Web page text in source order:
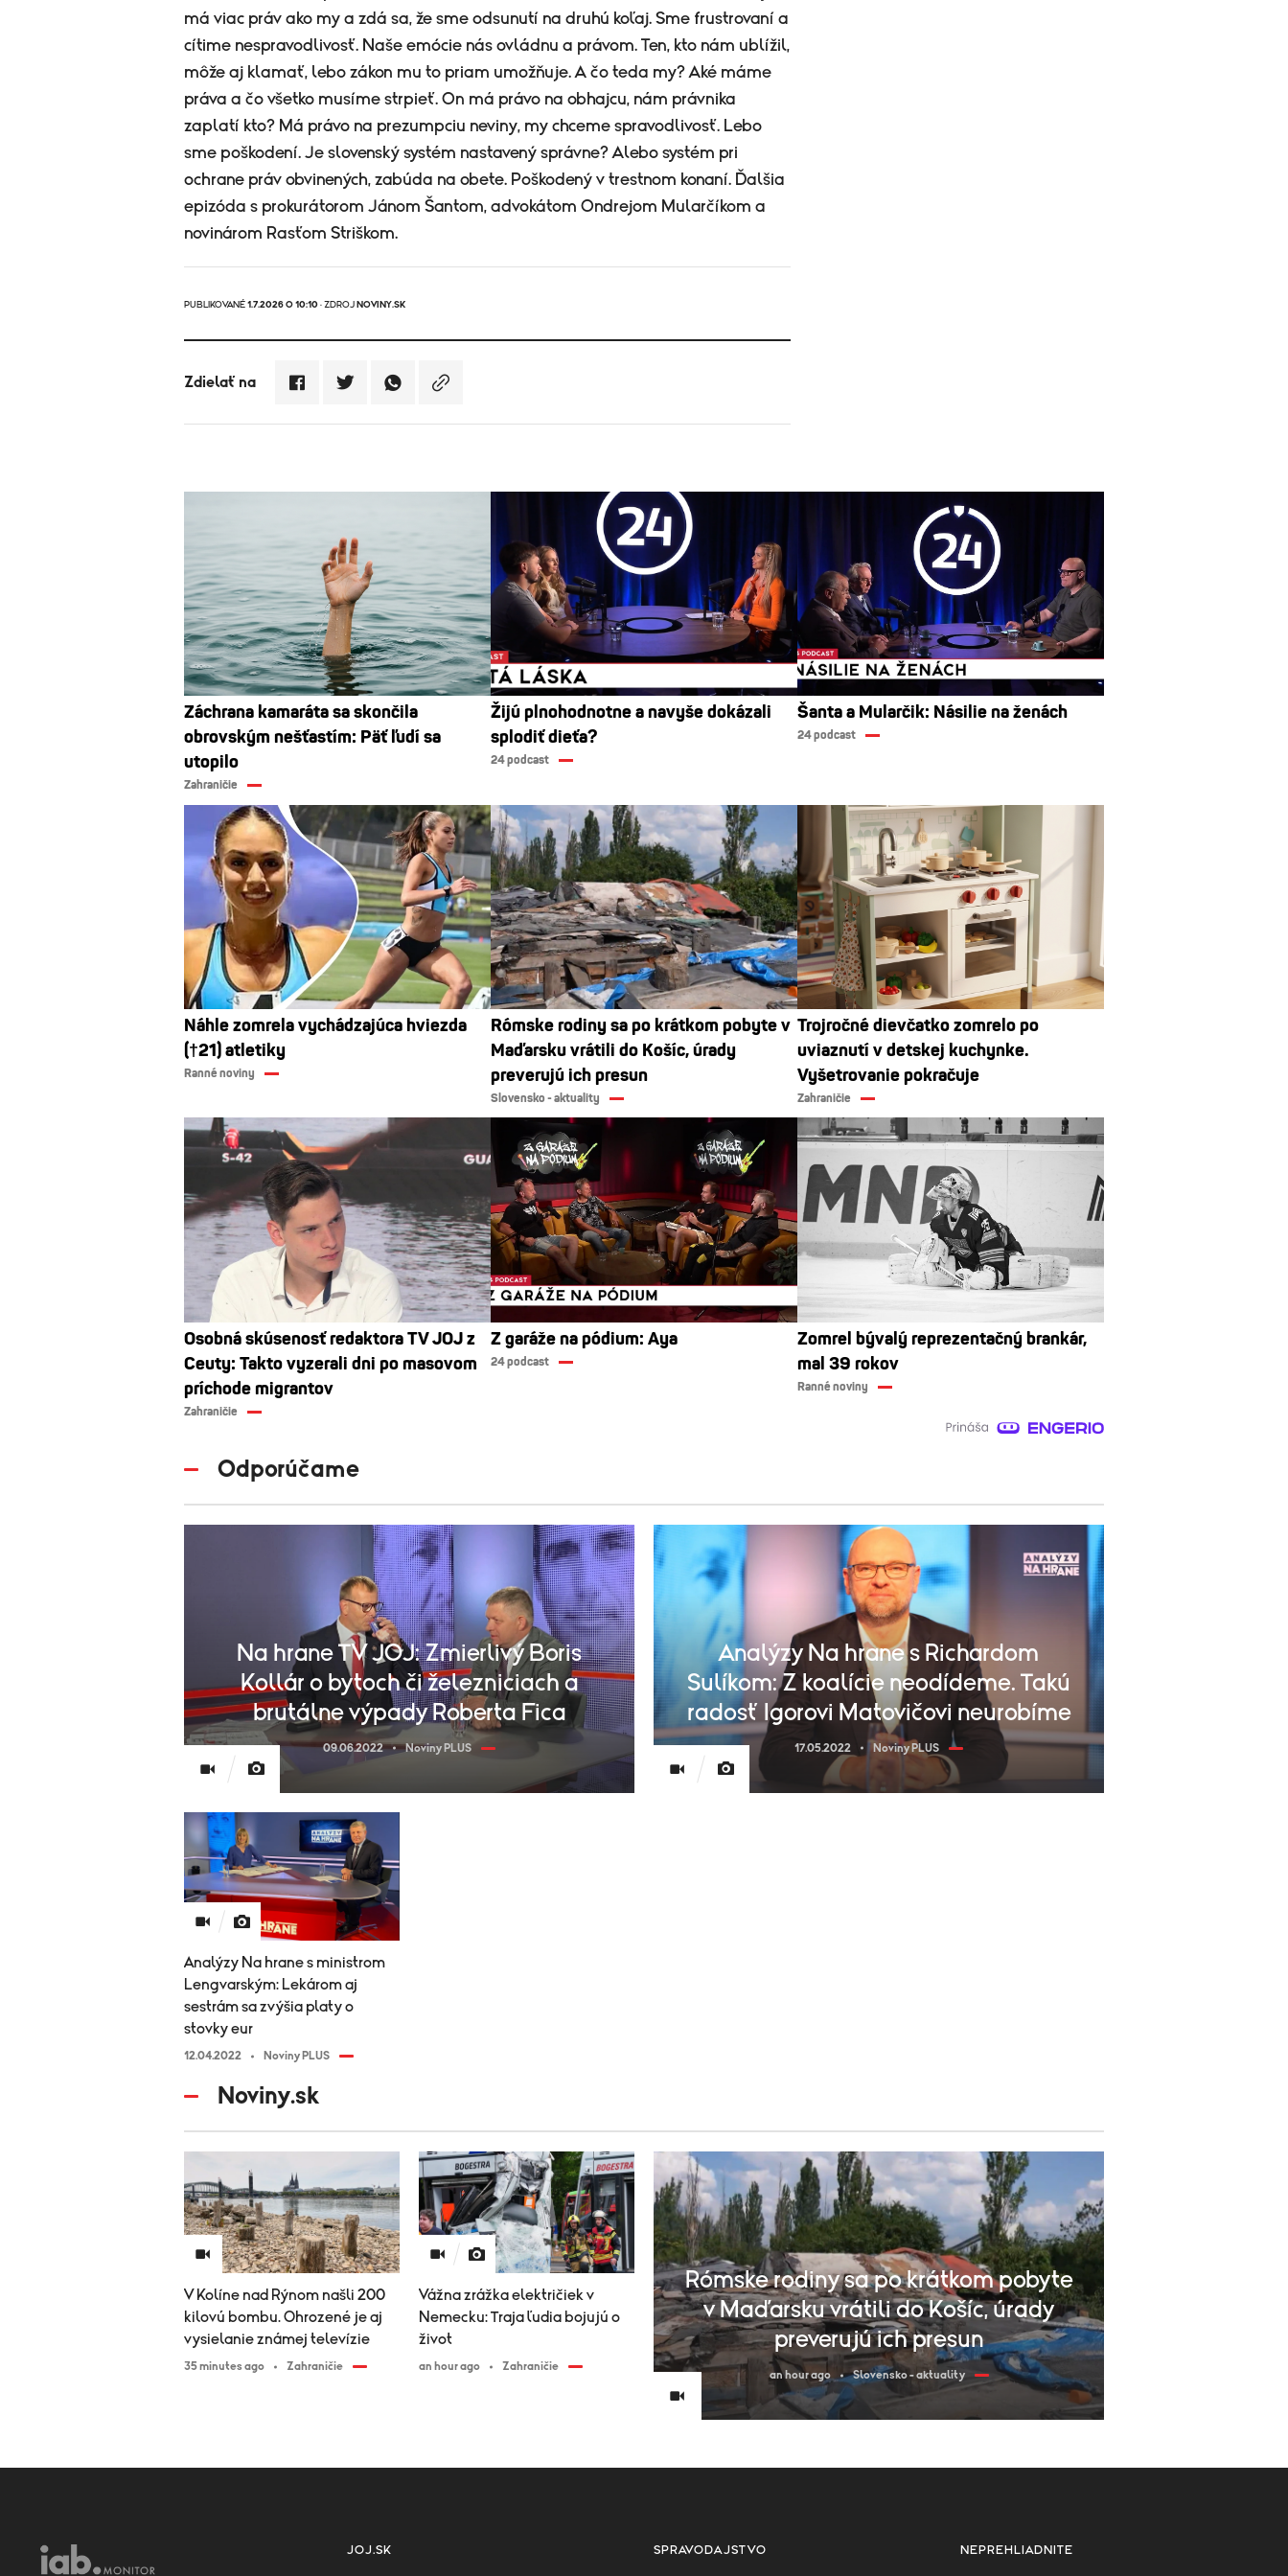
má viac práv ako my a zdá sa, že sme odsunutí na druhú koľaj. Sme frustrovaní a
cítime nespravodlivosť. Naše emócie nás ovládnu a právom. Ten, kto nám ublížil,
môže aj klamať, lebo zákon mu to priam umožňuje. A čo teda my? Aké máme
práva a čo všetko musíme strpieť. On má právo na obhajcu, nám právnika
zaplatí kto? Má právo na prezumpciu neviny, my chceme spravodlivosť. Lebo
sme poškodení. Je slovenský systém nastavený správne? Alebo systém pri
ochrane práv obvinených, zabúda na obete. Poškodený v trestnom konaní. Ďalšia
epizóda s prokurátorom Jánom Šantom, advokátom Ondrejom Mularčíkom a
novinárom Rasťom Striškom.
PUBLIKOVANÉ 1.7.2026 O 10:10 · ZDROJ NOVINY.SK
Zdielať na
Záchrana kamaráta sa skončila
obrovským nešťastím: Päť ľudí sa
utopilo
Zahraničie
Žijú plnohodnotne a navyše dokázali
splodiť dieťa?
24 podcast
Šanta a Mularčik: Násilie na ženách
24 podcast
Náhle zomrela vychádzajúca hviezda
(†21) atletiky
Ranné noviny
Rómske rodiny sa po krátkom pobyte v
Maďarsku vrátili do Košíc, úrady
preverujú ich presun
Slovensko - aktuality
Trojročné dievčatko zomrelo po
uviaznutí v detskej kuchynke.
Vyšetrovanie pokračuje
Zahraničie
Osobná skúsenosť redaktora TV JOJ z
Ceuty: Takto vyzerali dni po masovom
príchode migrantov
Zahraničie
Z garáže na pódium: Aya
24 podcast
Zomrel bývalý reprezentačný brankár,
mal 39 rokov
Ranné noviny
Odporúčame
Na hrane TV JOJ: Zmierlivý Boris
Kollár o bytoch či železniciach a
brutálne výpady Roberta Fica
09.06.2022 Noviny PLUS
Analýzy Na hrane s Richardom
Sulíkom: Z koalície neodídeme. Takú
radosť Igorovi Matovičovi neurobíme
17.05.2022 Noviny PLUS
Analýzy Na hrane s ministrom
Lengvarským: Lekárom aj
sestrám sa zvýšia platy o
stovky eur
12.04.2022 Noviny PLUS
Noviny.sk
V Kolíne nad Rýnom našli 200
kilovú bombu. Ohrozené je aj
vysielanie známej televízie
35 minutes ago Zahraničie
Vážna zrážka električiek v
Nemecku: Traja ľudia bojujú o
život
an hour ago Zahraničie
Rómske rodiny sa po krátkom pobyte
v Maďarsku vrátili do Košíc, úrady
preverujú ich presun
an hour ago Slovensko - aktuality
JOJ.SK SPRAVODAJSTVO NEPREHLIADNITE